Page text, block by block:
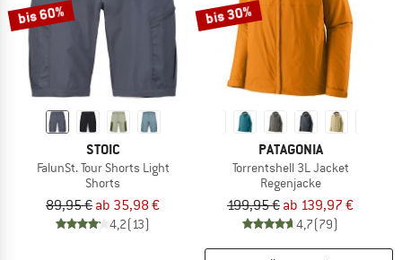
bis 60%
STOIC
FalunSt. Tour Shorts Light
Shorts
89,95 € ab 35,98 €
4,2(13)
bis 30%
PATAGONIA
Torrentshell 3L Jacket
Regenjacke
199,95 € ab 139,97 €
4,7(79)